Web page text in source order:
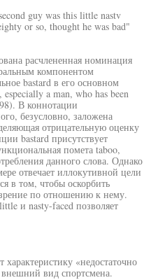
guy was this little nastv
or so, thought he was bad"
расчлененная номинация
компонентом
bastard в его основном
a man, who has been
В коннотации
безусловно, заложена
отрицательную оценку
bastard присутствует
помета taboo,
данного слова. Однако
отвечает иллокутивной цели
в том, чтобы оскорбить
по отношению к нему.
и nasty-faced позволяет
«недостаточно
вид спортсмена.